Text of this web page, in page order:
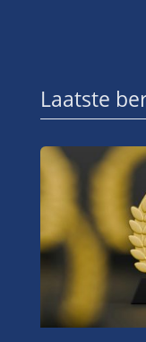
Laatste